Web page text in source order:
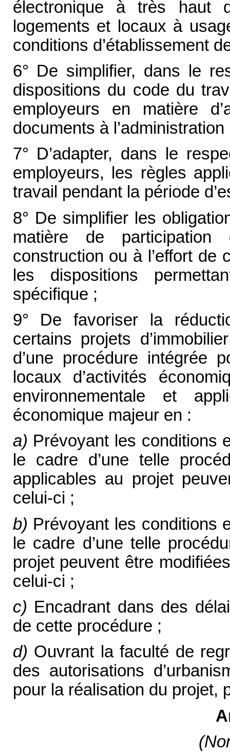
électronique à très haut
logements et locaux à
conditions d’établissement
6° De simplifier, dans le
dispositions du code du
employeurs en matière
documents à l’administration
7° D’adapter, dans le
employeurs, les règles
travail pendant la période
8° De simplifier les
matière de
construction ou à l’effort de
les dispositions
spécifique ;
9° De favoriser la
certains projets
d’une procédure intégrée
locaux d’activités
environnementale et
économique majeur en :
a) Prévoyant les conditions
le cadre d’une telle
applicables au projet
celui-ci ;
b) Prévoyant les conditions
le cadre d’une telle
projet peuvent être
celui-ci ;
c) Encadrant dans des
de cette procédure ;
d) Ouvrant la faculté de
des autorisations
pour la réalisation du projet,